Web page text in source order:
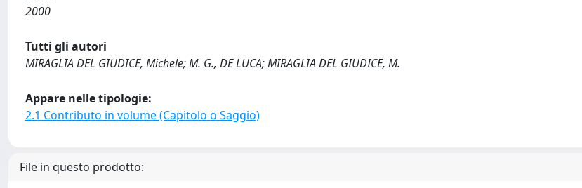
2000
Tutti gli autori
MIRAGLIA DEL GIUDICE, Michele; M. G., DE LUCA; MIRAGLIA DEL GIUDICE, M.
Appare nelle tipologie:
2.1 Contributo in volume (Capitolo o Saggio)
File in questo prodotto: